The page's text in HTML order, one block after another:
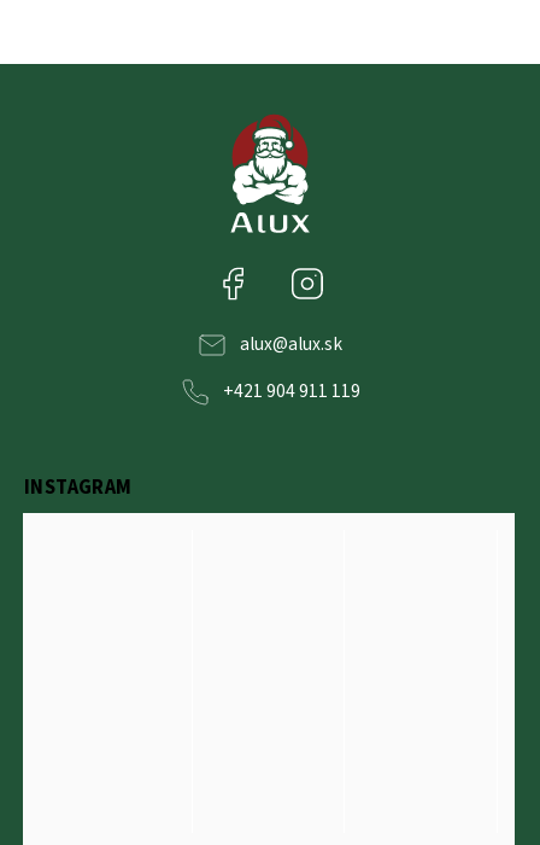
FacebookInstagram
alux@alux.sk
+421 904 911 119
INSTAGRAM